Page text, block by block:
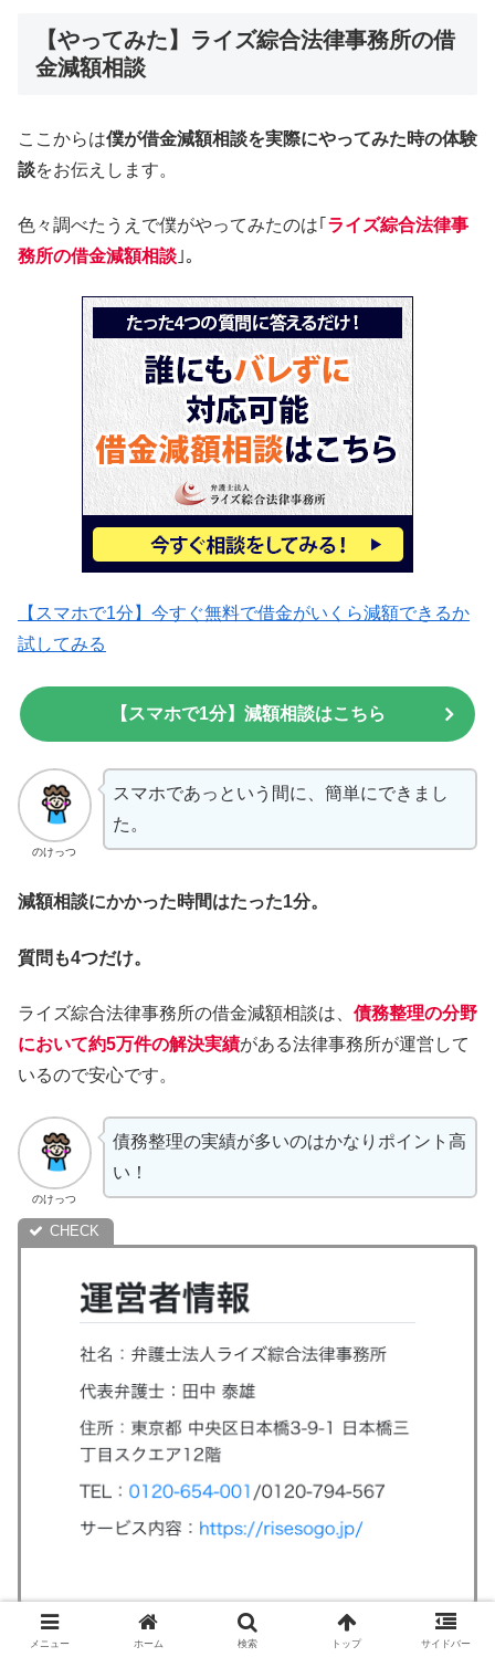
【やってみた】ライズ綜合法律事務所の借
金減額相談
ここからは僕が借金減額相談を実際にやってみた時の体験
談をお伝えします。
色々調べたうえで僕がやってみたのは｢ ライズ綜合法律事
務所の借金減額相談 ｣。
【スマホで1分】今すぐ無料で借金がいくら減額できるか
試してみる
【スマホで1分】減額相談はこちら
のけっつ
スマホであっという間に、簡単にできまし
た。
減額相談にかかった時間はたった1分。
質問も4つだけ。
ライズ綜合法律事務所の借金減額相談は、 債務整理の分野
において約5万件の解決実績がある法律事務所が運営して
いるので安心です。
のけっつ
債務整理の実績が多いのはかなりポイント高
い！
メニュー ホーム 検索 トップ サイドバー